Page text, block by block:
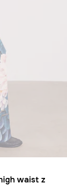
waist z